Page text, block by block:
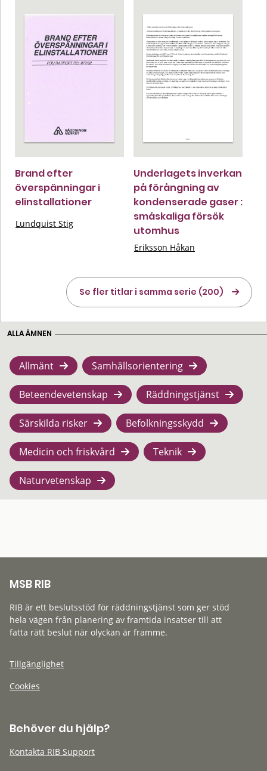
Brand efter
överspänningar i
elinstallationer
Lundquist Stig
Underlagets inverkan
på förångning av
kondenserade gaser :
småskaliga försök
utomhus
Eriksson Håkan
Se fler titlar i samma serie (200)
ALLA ÄMNEN
Allmänt Samhällsorientering
Beteendevetenskap Räddningstjänst
Särskilda risker Befolkningsskydd
Medicin och friskvård Teknik
Naturvetenskap
MSB RIB
RIB är ett beslutsstöd för räddningstjänst som ger stöd
hela vägen från planering av framtida insatser till att
fatta rätt beslut när olyckan är framme.
Tillgänglighet
Cookies
Behöver du hjälp?
Kontakta RIB Support